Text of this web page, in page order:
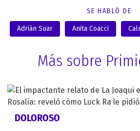
SE HABLÓ DE
Adrián Suar Anita Coacci
Más sobre
DOLOROSO